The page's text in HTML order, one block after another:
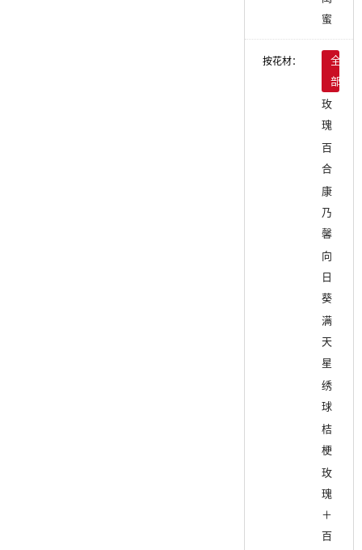
蜜
按花材：
全
部
玫
瑰
百
合
康
乃
馨
向
日
葵
满
天
星
绣
球
桔
梗
玫
瑰
＋
百